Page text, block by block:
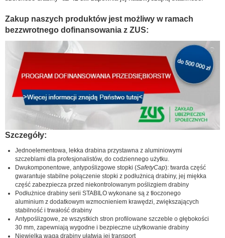
Zakup naszych produktów jest możliwy w ramach
bezzwrotnego dofinansowania z ZUS:
Szczegóły:
Jednoelementowa, lekka drabina przystawna z aluminiowymi
szczeblami dla profesjonalistów, do codziennego użytku.
Dwukomponentowe, antypoślizgowe stopki (SafetyCap): twarda część
gwarantuje stabilne połączenie stopki z podłużnicą drabiny, jej miękka
część zabezpiecza przed niekontrolowanym poślizgiem drabiny
Podłużnice drabiny serii STABILO wykonane są z tłoczonego
aluminium z dodatkowym wzmocnieniem krawędzi, zwiększających
stabilność i trwałość drabiny
Antypoślizgowe, ze wszystkich stron profilowane szczeble o głębokości
30 mm, zapewniają wygodne i bezpieczne użytkowanie drabiny
Niewielka waga drabiny ułatwia jej transport